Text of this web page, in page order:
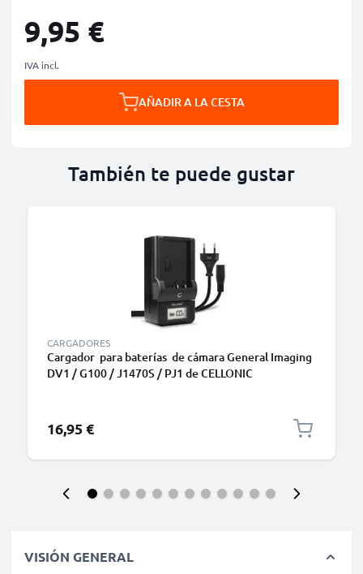
9,95 €
IVA incl.
AÑADIR A LA CESTA
También te puede gustar
CARGADORES
Cargador para baterías de cámara General Imaging
DV1 / G100 / J1470S / PJ1 de CELLONIC
16,95 €
VISIÓN GENERAL